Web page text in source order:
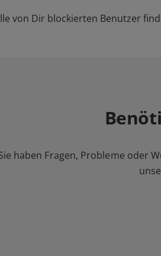
von Dir blockierten Benutzer
haben Fragen, Probleme oder